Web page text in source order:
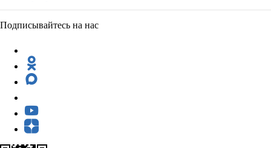
Подписывайтесь на нас